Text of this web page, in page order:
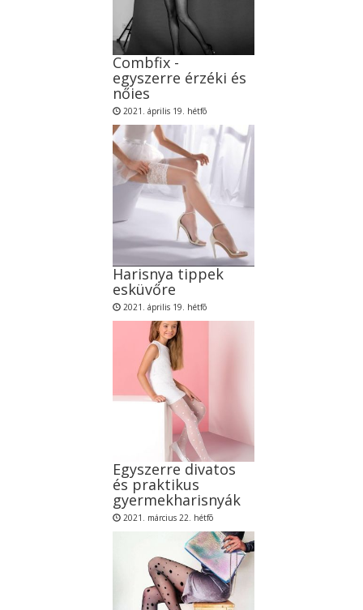
Combfix -
egyszerre érzéki és
nőies
2021. április 19. hétfõ
Harisnya tippek
esküvőre
2021. április 19. hétfõ
Egyszerre divatos
és praktikus
gyermekharisnyák
2021. március 22. hétfõ